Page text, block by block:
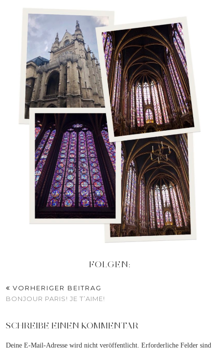
FOLGEN:
VORHERIGER BEITRAG
BONJOUR PARIS! JE T’AIME!
SCHREIBE EINEN KOMMENTAR
Deine E-Mail-Adresse wird nicht veröffentlicht. Erforderliche Felder sind